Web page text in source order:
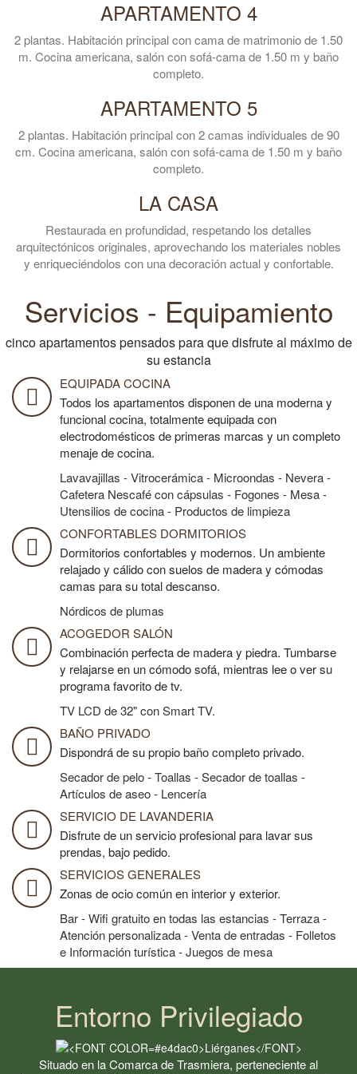
APARTAMENTO 4
2 plantas. Habitación principal con cama de matrimonio de 1.50
m. Cocina americana, salón con sofá-cama de 1.50 m y baño
completo.
APARTAMENTO 5
2 plantas. Habitación principal con 2 camas individuales de 90
cm. Cocina americana, salón con sofá-cama de 1.50 m y baño
completo.
LA CASA
Restaurada en profundidad, respetando los detalles
arquitectónicos originales, aprovechando los materiales nobles
y enriqueciéndolos con una decoración actual y confortable.
Servicios - Equipamiento
cinco apartamentos pensados para que disfrute al máximo de
su estancia
EQUIPADA COCINA
Todos los apartamentos disponen de una moderna y
funcional cocina, totalmente equipada con
electrodomésticos de primeras marcas y un completo
menaje de cocina.
Lavavajillas - Vitrocerámica - Microondas - Nevera -
Cafetera Nescafé con cápsulas - Fogones - Mesa -
Utensilios de cocina - Productos de limpieza
CONFORTABLES DORMITORIOS
Dormitorios confortables y modernos. Un ambiente
relajado y cálido con suelos de madera y cómodas
camas para su total descanso.
Nórdicos de plumas
ACOGEDOR SALÓN
Combinación perfecta de madera y piedra. Tumbarse
y relajarse en un cómodo sofá, mientras lee o ver su
programa favorito de tv.
TV LCD de 32" con Smart TV.
BAÑO PRIVADO
Dispondrá de su propio baño completo privado.
Secador de pelo - Toallas - Secador de toallas -
Artículos de aseo - Lencería
SERVICIO DE LAVANDERIA
Disfrute de un servicio profesional para lavar sus
prendas, bajo pedido.
SERVICIOS GENERALES
Zonas de ocio común en interior y exterior.
Bar - Wifi gratuito en todas las estancias - Terraza -
Atención personalizada - Venta de entradas - Folletos
e Información turística - Juegos de mesa
Entorno Privilegiado
Situado en la Comarca de Trasmiera, perteneciente al